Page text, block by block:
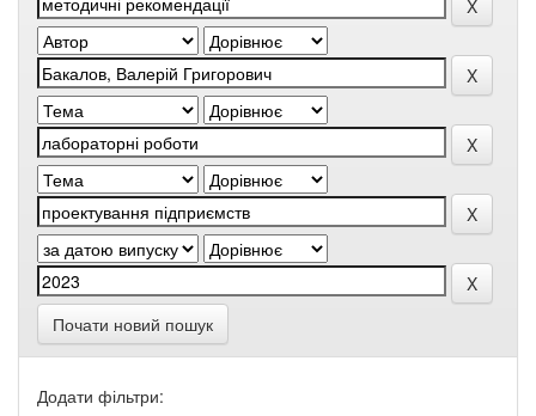
Почати новий пошук
Додати фільтри: